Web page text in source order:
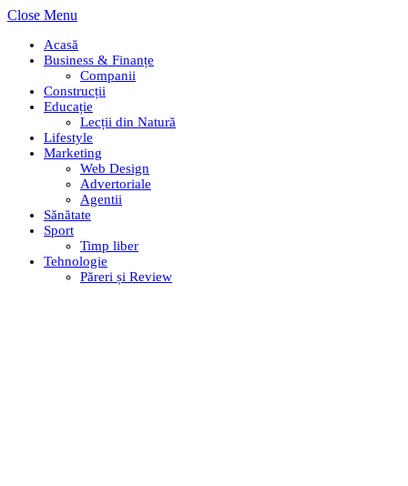
Close Menu
Acasă
Business & Finanțe
Companii
Construcții
Educație
Lecții din Natură
Lifestyle
Marketing
Web Design
Advertoriale
Agentii
Sănătate
Sport
Timp liber
Tehnologie
Păreri și Review